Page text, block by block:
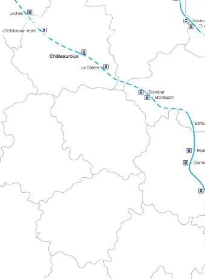
TÜRMEN
Montois» bekannte Weg beginnt in Tours und führt über Le Mans und Mayenne. Die ausgeschilderte Route erstreckt sich in den Alpes mancelles in
Er veranschaulicht die alte Zusammenarbeit zwischen historischen Pilgernetzwerken.
Routen nach Mont oder Compostela. Er